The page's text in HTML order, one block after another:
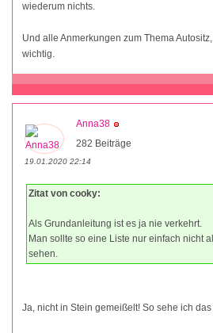
wiederum nichts.
Und alle Anmerkungen zum Thema
wichtig.
Anna38
282 Beiträge
19.01.2020 22:14
Zitat von cooky:
Als Grundanleitung ist es ja nie verkehrt.
Man sollte so eine Liste nur einfach nicht
sehen.
Ja, nicht in Stein gemeißelt! So sehe ich